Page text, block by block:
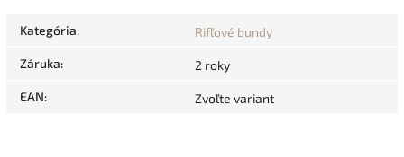
Kategória: Rifľové bundy
Záruka: 2 roky
EAN: Zvoľte variant